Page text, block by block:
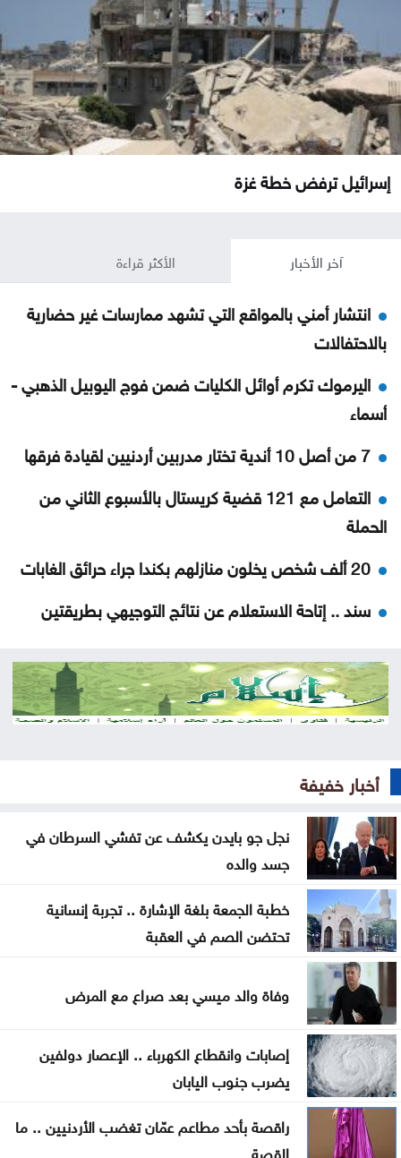
إسرائيل ترفض خطة غزة
آخر الأخبار الأكثر قراءة
انتشار أمني بالمواقع التي تشهد ممارسات غير حضارية
بالاحتفالات
اليرموك تكرم أوائل الكليات ضمن فوج اليوبيل الذهبي -
أسماء
7 من أصل 10 أندية تختار مدربين أردنيين لقيادة فرقها
التعامل مع 121 قضية كريستال بالأسبوع الثاني من
الحملة
20 ألف شخص يخلون منازلهم بكندا جراء حرائق الغابات
سند .. إتاحة الاستعلام عن نتائج التوجيهي بطريقتين
رسالة من حماس إلى الولايات المتحدة
عطاءات بـ1.5مليون دينار لتأهيل طرق في مادبا
البدء بحملة لتعزيز السلامة المرورية أمام المدارس
62.1 مليون دينار أرباح مصفاة البترول
البابا يدعو إلى إنشاء ممرات إنسانية في السودان
العرموطي ينتقد غياب الحكومة عن جلسات النواب
اتفاق لإعادة تنظيم الوجود الروسي في الساحل السوري
أخبار خفيفة
نجل جو بايدن يكشف عن تفشي السرطان في
جسد والده
خطبة الجمعة بلغة الإشارة .. تجربة إنسانية
تحتضن الصم في العقبة
وفاة والد ميسي بعد صراع مع المرض
إصابات وانقطاع الكهرباء .. الإعصار دولفين
يضرب جنوب اليابان
راقصة بأحد مطاعم عمّان تغضب الأردنيين .. ما
القصة